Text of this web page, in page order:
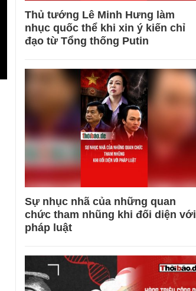
Thủ tướng Lê Minh Hưng làm
nhục quốc thể khi xin ý kiến chỉ
đạo từ Tổng thống Putin
Sự nhục nhã của những quan
chức tham nhũng khi đối diện với
pháp luật